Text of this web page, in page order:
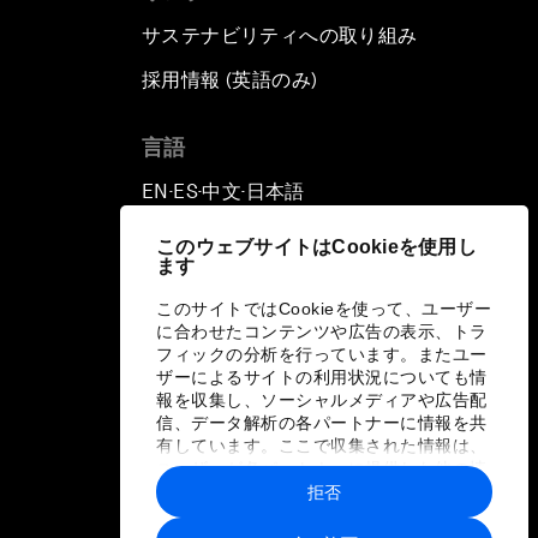
このウェブサイトはCookieを使用し
ます
このサイトではCookieを使って、ユーザー
に合わせたコンテンツや広告の表示、トラ
フィックの分析を行っています。またユー
ザーによるサイトの利用状況についても情
報を収集し、ソーシャルメディアや広告配
信、データ解析の各パートナーに情報を共
有しています。ここで収集された情報は、
ユーザーが各パートナーに提供した他の情
報や各パートナーのサービスを使用した際
に収集された情報と組み合わされ、各パー
拒否
サステナビリティへの取り組み
採用情報 (英語のみ)
言語
EN ▪ ES▪中文▪ 日本語